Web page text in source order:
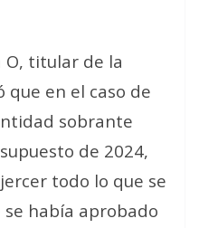
O, titular de la
en el caso de
sobrante
de 2024,
todo lo que se
se había aprobado